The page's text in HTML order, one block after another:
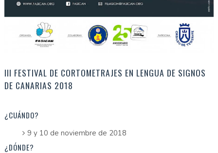
III FESTIVAL DE CORTOMETRAJES EN LENGUA DE SIGNOS
DE CANARIAS 2018
¿CUÁNDO?
9 y 10 de noviembre de 2018
¿DÓNDE?